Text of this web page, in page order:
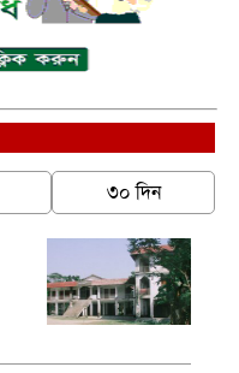
৩০ দিন